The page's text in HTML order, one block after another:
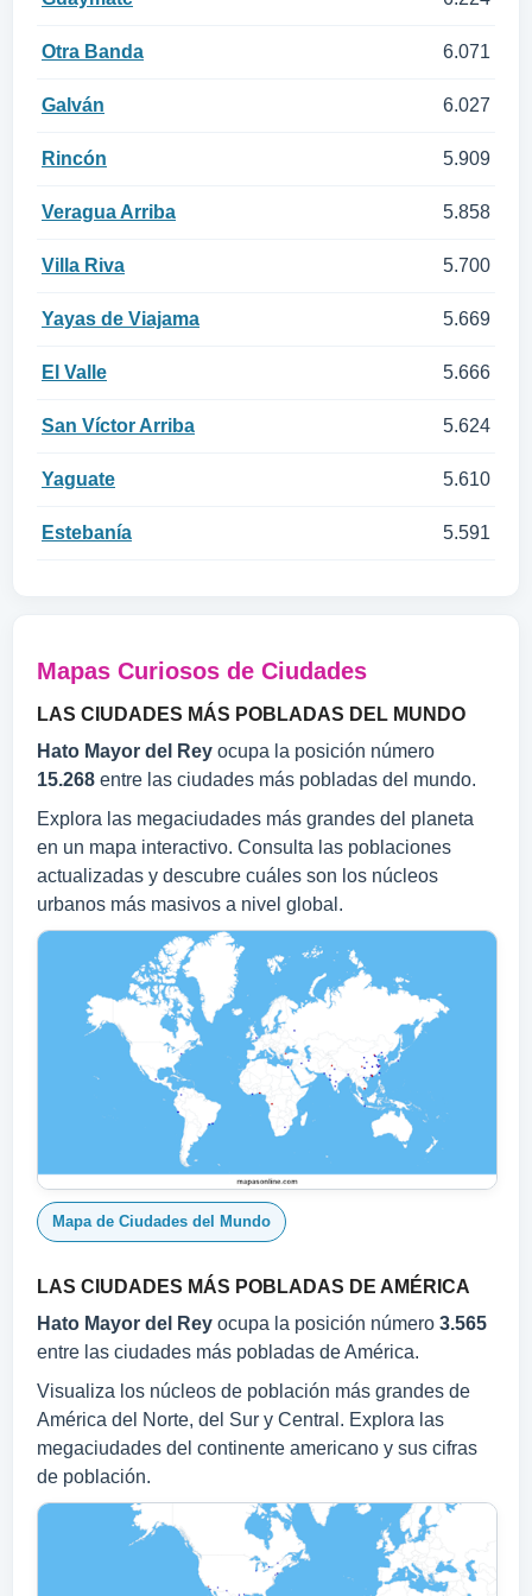
Otra Banda 6.071
Galván 6.027
Rincón 5.909
Veragua Arriba 5.858
Villa Riva 5.700
Yayas de Viajama 5.669
El Valle 5.666
San Víctor Arriba 5.624
Yaguate 5.610
Estebanía 5.591
Mapas Curiosos de Ciudades
LAS CIUDADES MÁS POBLADAS DEL MUNDO
Hato Mayor del Rey ocupa la posición número
15.268 entre las ciudades más pobladas del mundo.
Explora las megaciudades más grandes del planeta
en un mapa interactivo. Consulta las poblaciones
actualizadas y descubre cuáles son los núcleos
urbanos más masivos a nivel global.
Mapa de Ciudades del Mundo
LAS CIUDADES MÁS POBLADAS DE AMÉRICA
Hato Mayor del Rey ocupa la posición número 3.565
entre las ciudades más pobladas de América.
Visualiza los núcleos de población más grandes de
América del Norte, del Sur y Central. Explora las
megaciudades del continente americano y sus cifras
de población.